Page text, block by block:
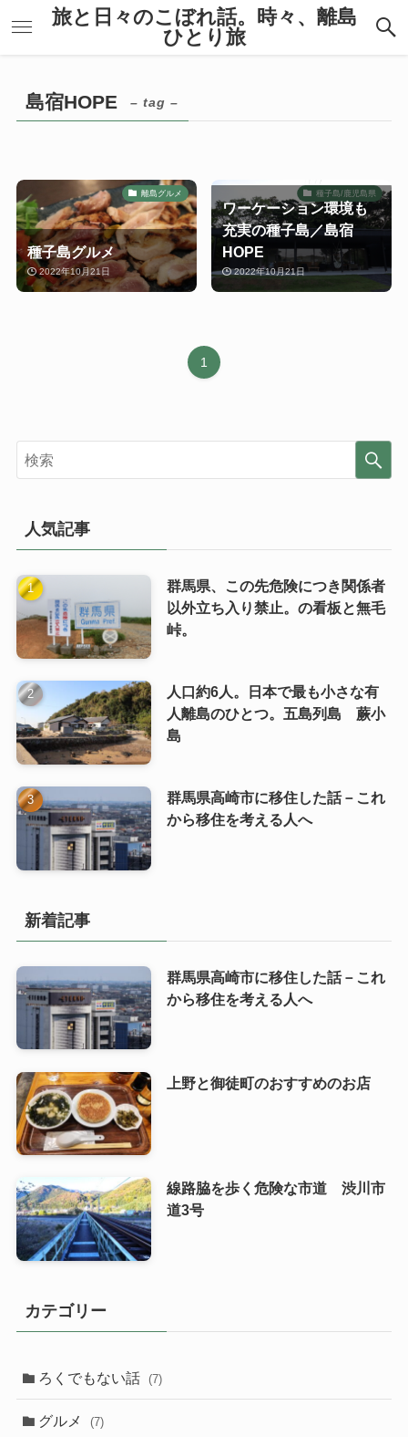
旅と日々のこぼれ話。時々、離島
ひとり旅
島宿HOPE – tag –
離島グルメ
種子島グルメ
2022年10月21日
種子島/鹿児島県
ワーケーション環境も
充実の種子島／島宿
HOPE
2022年10月21日
1
人気記事
群馬県、この先危険につき関係者
以外立ち入り禁止。の看板と無毛
峠。
人口約6人。日本で最も小さな有
人離島のひとつ。五島列島 蕨小
島
群馬県高崎市に移住した話－これ
から移住を考える人へ
新着記事
群馬県高崎市に移住した話－これ
から移住を考える人へ
上野と御徒町のおすすめのお店
線路脇を歩く危険な市道 渋川市
道3号
カテゴリー
ろくでもない話 (7)
グルメ (7)